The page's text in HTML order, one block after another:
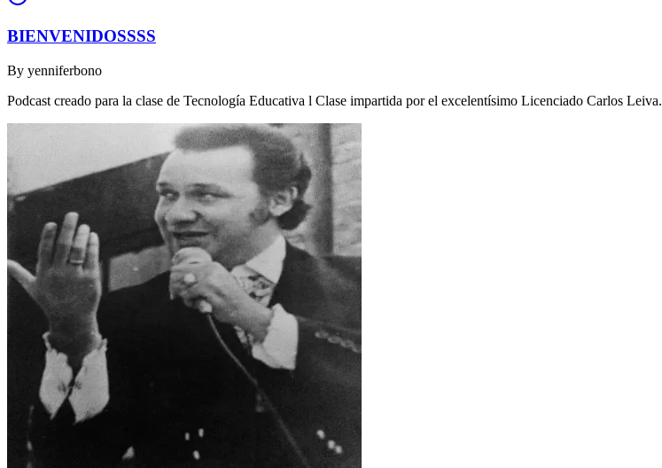
BIENVENIDOSSSS
By yenniferbono
Podcast creado para la clase de Tecnología Educativa l Clase impartida por el excelentísimo Licenciado Carlos Leiva.